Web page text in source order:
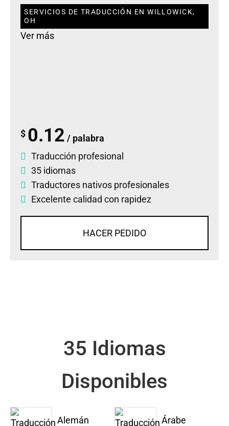
SERVICIOS DE TRADUCCIÓN EN WILLOWICK,
OH
Ver más
$ 0.12 / palabra
Traducción profesional
35 idiomas
Traductores nativos profesionales
Excelente calidad con rapidez
HACER PEDIDO
35 Idiomas
Disponibles
Alemán Árabe